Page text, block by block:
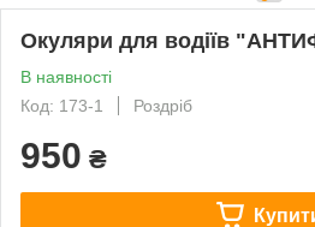
Окуляри для водіїв
В наявності
Код: 173-1
Роздріб
950 ₴